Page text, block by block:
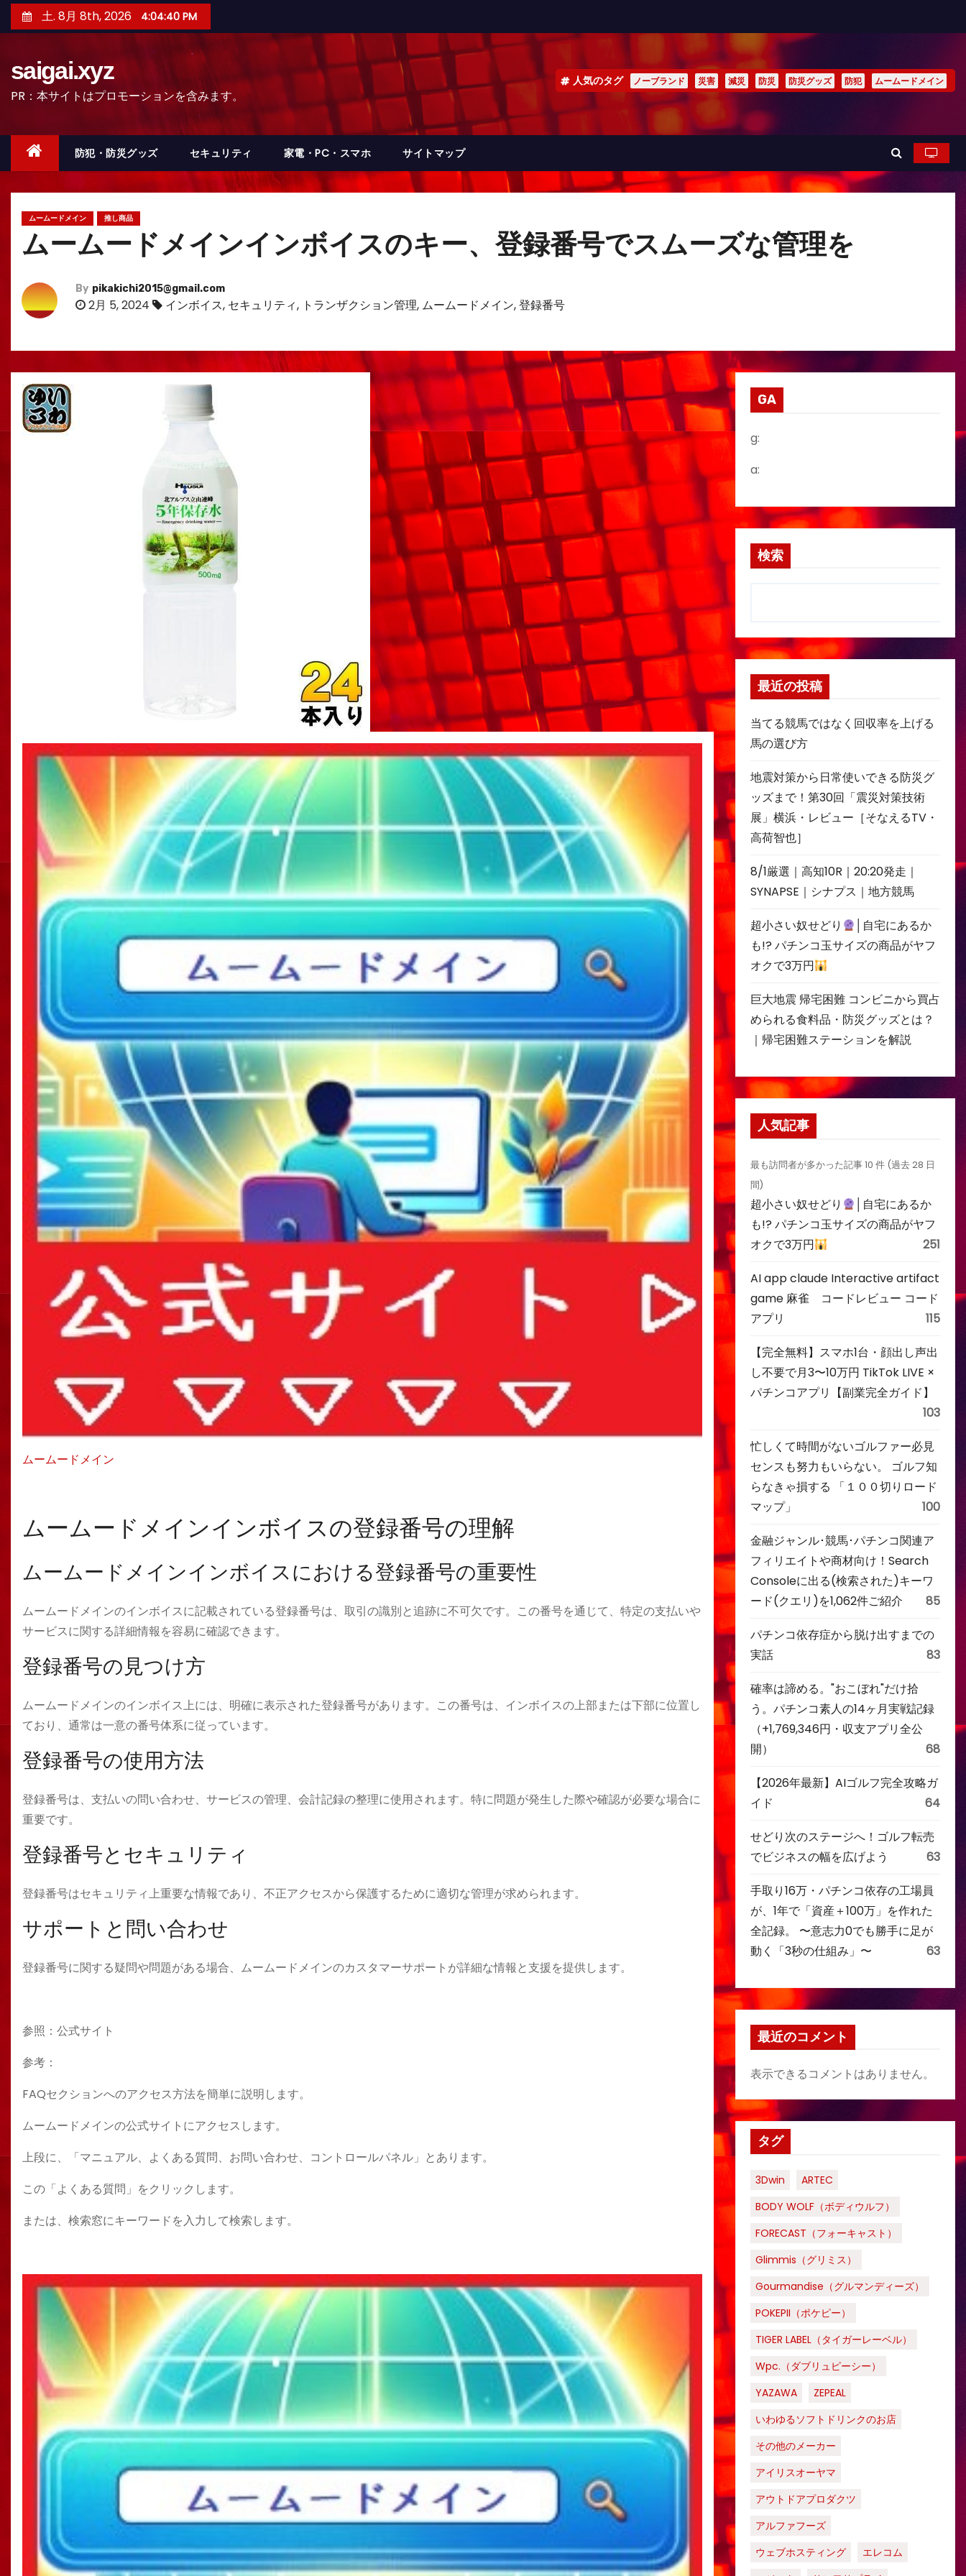
ン
ッ
土. 8月 8th, 2026 4:04:42 PM
saigai.xyz
PR：本サイトはプロモーションを含みます。
人気のタグ ノーブランド 災害 減災 防災 防災グッズ 防犯 ムームードメイン
防犯・防災グッズ セキュリティ 家電・PC・スマホ サイトマップ
ムームードメイン 推し商品
ムームードメインインボイスのキー、登録番号でスムーズな管理を
By pikakichi2015@gmail.com
2月 5, 2024 インボイス, セキュリティ, トランザクション管理, ムームードメイン,登録番号
ムームードメイン
ムームードメインインボイスの登録番号の理解
ムームードメインインボイスにおける登録番号の重要性
ムームードメインのインボイスに記載されている登録番号は、取引の識別と追跡に不可欠です。この番号を通じて、特定の支払いや
サービスに関する詳細情報を容易に確認できます。
登録番号の見つけ方
ムームードメインのインボイス上には、明確に表示された登録番号があります。この番号は、インボイスの上部または下部に位置し
ており、通常は一意の番号体系に従っています。
登録番号の使用方法
登録番号は、支払いの問い合わせ、サービスの管理、会計記録の整理に使用されます。特に問題が発生した際や確認が必要な場合に
重要です。
登録番号とセキュリティ
登録番号はセキュリティ上重要な情報であり、不正アクセスから保護するために適切な管理が求められます。
サポートと問い合わせ
登録番号に関する疑問や問題がある場合、ムームードメインのカスタマーサポートが詳細な情報と支援を提供します。
参照：公式サイト
参考：
FAQセクションへのアクセス方法を簡単に説明します。
ムームードメインの公式サイトにアクセスします。
上段に、「マニュアル、よくある質問、お問い合わせ、コントロールパネル」とあります。
この「よくある質問」をクリックします。
または、検索窓にキーワードを入力して検索します。
GA
g:
a:
検索
最近の投稿
当てる競馬ではなく回収率を上げる
馬の選び方
地震対策から日常使いできる防災グ
ッズまで！第30回「震災対策技術
展」横浜・レビュー［そなえるTV・
高荷智也］
8/1厳選｜高知10R｜20:20発走｜
SYNAPSE｜シナプス｜地方競馬
超小さい奴せどり
│自宅にあるか
も!? パチンコ玉サイズの商品がヤフ
オクで3万円
巨大地震 帰宅困難 コンビニから買占
められる食料品・防災グッズとは？
｜帰宅困難ステーションを解説
人気記事
最も訪問者が多かった記事 10 件 (過去 28 日
間)
超小さい奴せどり
│自宅にあるか
も!? パチンコ玉サイズの商品がヤフ
オクで3万円
251
AI app claude Interactive artifact
game 麻雀 コードレビュー コード
アプリ
115
【完全無料】スマホ1台・顔出し声出
し不要で月3〜10万円 TikTok LIVE ×
パチンコアプリ【副業完全ガイド】
103
忙しくて時間がないゴルファー必見
センスも努力もいらない。 ゴルフ知
らなきゃ損する 「１００切りロード
マップ」
100
金融ジャンル･競馬･パチンコ関連ア
フィリエイトや商材向け！Search
Consoleに出る(検索された)キーワ
ード(クエリ)を1,062件ご紹介
85
パチンコ依存症から脱け出すまでの
実話
83
確率は諦める。"おこぼれ"だけ拾
う。パチンコ素人の14ヶ月実戦記録
（+1,769,346円・収支アプリ全公
開）
68
【2026年最新】AIゴルフ完全攻略ガ
イド
64
せどり次のステージへ！ゴルフ転売
でビジネスの幅を広げよう
63
手取り16万・パチンコ依存の工場員
が、1年で「資産＋100万」を作れた
全記録。 〜意志力0でも勝手に足が
動く「3秒の仕組み」〜
63
最近のコメント
表示できるコメントはありません。
タグ
3Dwin
ARTEC
BODY WOLF（ボディウルフ）
FORECAST（フォーキャスト）
Glimmis（グリミス）
Gourmandise（グルマンディーズ）
POKEPII（ポケピー）
TIGER LABEL（タイガーレーベル）
Wpc.（ダブリュピーシー）
YAZAWA
ZEPEAL
いわゆるソフトドリンクのお店
その他のメーカー
アイリスオーヤマ
アウトドアプロダクツ
アルファフーズ
ウェブホスティング
エレコム